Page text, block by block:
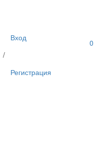
Вход
/
Регистрация
0